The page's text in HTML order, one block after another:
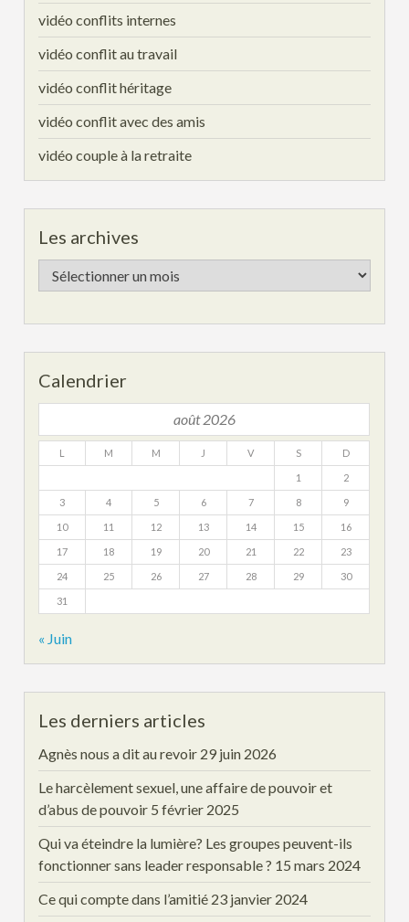
vidéo conflits internes
vidéo conflit au travail
vidéo conflit héritage
vidéo conflit avec des amis
vidéo couple à la retraite
Les archives
Les
archives
Calendrier
août 2026
L M M J V S D
1 2
3 4 5 6 7 8 9
10 11 12 13 14 15 16
17 18 19 20 21 22 23
24 25 26 27 28 29 30
31
« Juin
Les derniers articles
Agnès nous a dit au revoir 29 juin 2026
Le harcèlement sexuel, une affaire de pouvoir et
d’abus de pouvoir 5 février 2025
Qui va éteindre la lumière? Les groupes peuvent-ils
fonctionner sans leader responsable ? 15 mars 2024
Ce qui compte dans l’amitié 23 janvier 2024